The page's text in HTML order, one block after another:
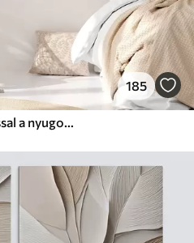
185
Tájkép festmény egy vitorlással a nyugodt tengeren, narancssárga és sárga égbolt, távoli hegyek